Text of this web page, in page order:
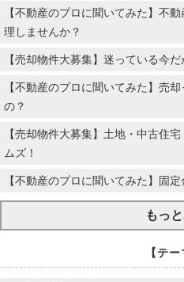
【不動産のプロに聞いてみた】不
理しませんか？
【売却物件大募集】迷っている今
【不動産のプロに聞いてみた】売
の？
【売却物件大募集】土地・中古住
ムズ！
【不動産のプロに聞いてみた】固
もっ
【テ